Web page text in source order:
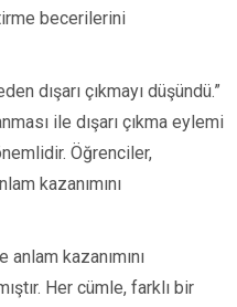
becerilerini
dışarı çıkmayı düşündü.”
ile dışarı çıkma eylemi
Öğrenciler,
kazanımını
kazanımını
Her cümle, farklı bir